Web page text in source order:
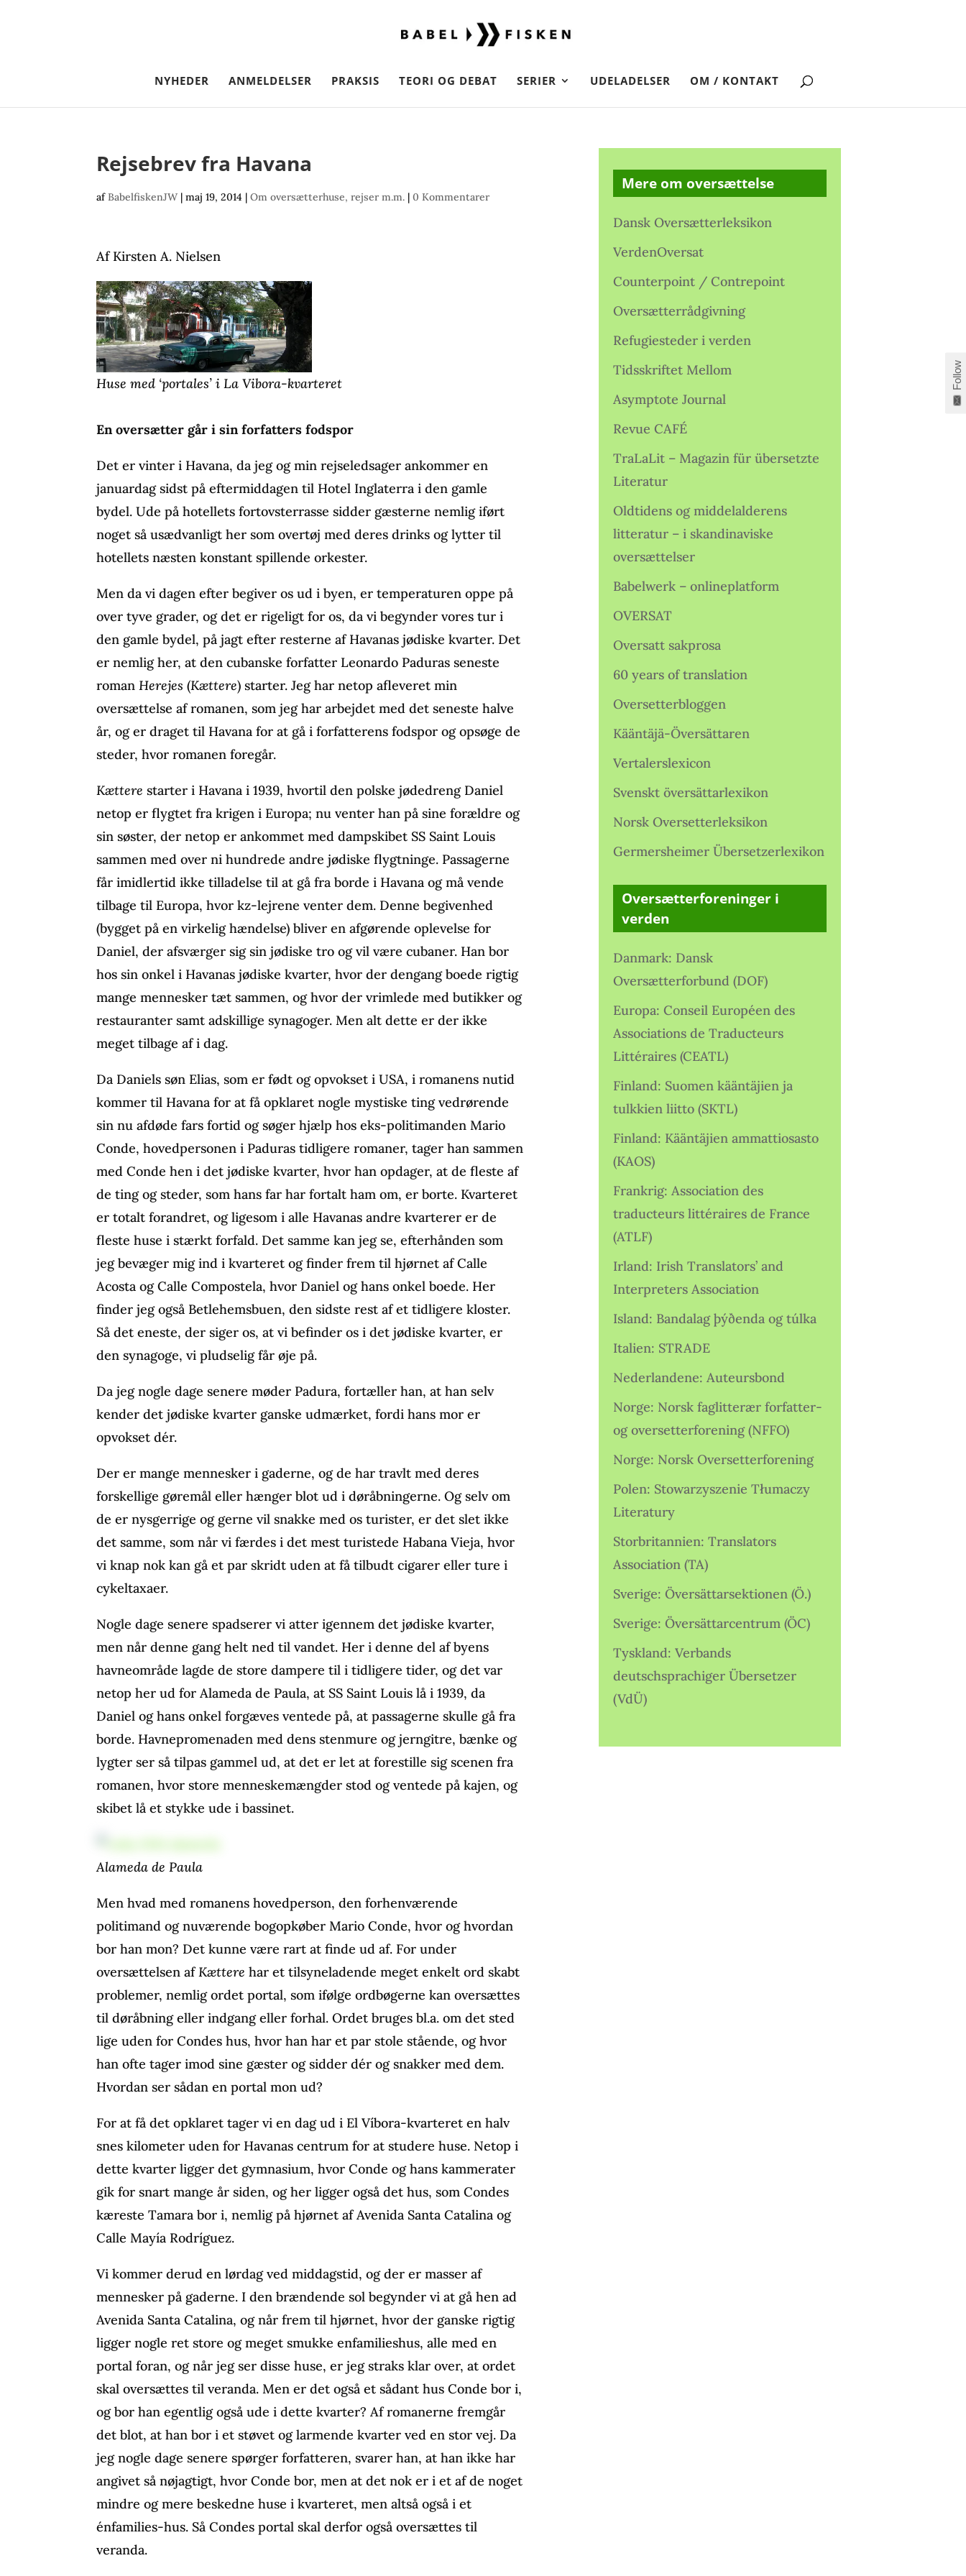
NYHEDER ANMELDELSER PRAKSIS TEORI OG DEBAT SERIER UDELADELSER OM / KONTAKT
Rejsebrev fra Havana
afBabelfiskenJW |maj 19, 2014 |Om oversætterhuse, rejser m.m. |0 Kommentarer
Af Kirsten A. Nielsen
Huse med ‘portales’ i La Vibora-kvarteret
En oversætter går i sin forfatters fodspor
Det er vinter i Havana, da jeg og min rejseledsager ankommer en
januardag sidst på eftermiddagen til Hotel Inglaterra i den gamle
bydel. Ude på hotellets fortovsterrasse sidder gæsterne nemlig iført
noget så usædvanligt her som overtøj med deres drinks og lytter til
hotellets næsten konstant spillende orkester.
Men da vi dagen efter begiver os ud i byen, er temperaturen oppe på
over tyve grader, og det er rigeligt for os, da vi begynder vores tur i
den gamle bydel, på jagt efter resterne af Havanas jødiske kvarter. Det
er nemlig her, at den cubanske forfatter Leonardo Paduras seneste
romanHerejes (Kættere) starter. Jeg har netop afleveret min
oversættelse af romanen, som jeg har arbejdet med det seneste halve
år, og er draget til Havana for at gå i forfatterens fodspor og opsøge de
steder, hvor romanen foregår.
Kættere starter i Havana i 1939, hvortil den polske jødedreng Daniel
netop er flygtet fra krigen i Europa; nu venter han på sine forældre og
sin søster, der netop er ankommet med dampskibet SS Saint Louis
sammen med over ni hundrede andre jødiske flygtninge. Passagerne
får imidlertid ikke tilladelse til at gå fra borde i Havana og må vende
tilbage til Europa, hvor kz-lejrene venter dem. Denne begivenhed
(bygget på en virkelig hændelse) bliver en afgørende oplevelse for
Daniel, der afsværger sig sin jødiske tro og vil være cubaner. Han bor
hos sin onkel i Havanas jødiske kvarter, hvor der dengang boede rigtig
mange mennesker tæt sammen, og hvor der vrimlede med butikker og
restauranter samt adskillige synagoger. Men alt dette er der ikke
meget tilbage af i dag.
Da Daniels søn Elias, som er født og opvokset i USA, i romanens nutid
kommer til Havana for at få opklaret nogle mystiske ting vedrørende
sin nu afdøde fars fortid og søger hjælp hos eks-politimanden Mario
Conde, hovedpersonen i Paduras tidligere romaner, tager han sammen
med Conde hen i det jødiske kvarter, hvor han opdager, at de fleste af
de ting og steder, som hans far har fortalt ham om, er borte. Kvarteret
er totalt forandret, og ligesom i alle Havanas andre kvarterer er de
fleste huse i stærkt forfald. Det samme kan jeg se, efterhånden som
jeg bevæger mig ind i kvarteret og finder frem til hjørnet af Calle
Acosta og Calle Compostela, hvor Daniel og hans onkel boede. Her
finder jeg også Betlehemsbuen, den sidste rest af et tidligere kloster.
Så det eneste, der siger os, at vi befinder os i det jødiske kvarter, er
den synagoge, vi pludselig får øje på.
Da jeg nogle dage senere møder Padura, fortæller han, at han selv
kender det jødiske kvarter ganske udmærket, fordi hans mor er
opvokset dér.
Der er mange mennesker i gaderne, og de har travlt med deres
forskellige gøremål eller hænger blot ud i døråbningerne. Og selv om
de er nysgerrige og gerne vil snakke med os turister, er det slet ikke
det samme, som når vi færdes i det mest turistede Habana Vieja, hvor
vi knap nok kan gå et par skridt uden at få tilbudt cigarer eller ture i
cykeltaxaer.
Nogle dage senere spadserer vi atter igennem det jødiske kvarter,
men når denne gang helt ned til vandet. Her i denne del af byens
havneområde lagde de store dampere til i tidligere tider, og det var
netop her ud for Alameda de Paula, at SS Saint Louis lå i 1939, da
Daniel og hans onkel forgæves ventede på, at passagerne skulle gå fra
borde. Havnepromenaden med dens stenmure og jerngitre, bænke og
lygter ser så tilpas gammel ud, at det er let at forestille sig scenen fra
romanen, hvor store menneskemængder stod og ventede på kajen, og
skibet lå et stykke ude i bassinet.
Alameda de Paula
Men hvad med romanens hovedperson, den forhenværende
politimand og nuværende bogopkøber Mario Conde, hvor og hvordan
bor han mon? Det kunne være rart at finde ud af. For under
oversættelsen afKættere har et tilsyneladende meget enkelt ord skabt
problemer, nemlig ordet portal, som ifølge ordbøgerne kan oversættes
til døråbning eller indgang eller forhal. Ordet bruges bl.a. om det sted
lige uden for Condes hus, hvor han har et par stole stående, og hvor
han ofte tager imod sine gæster og sidder dér og snakker med dem.
Hvordan ser sådan en portal mon ud?
For at få det opklaret tager vi en dag ud i El Víbora-kvarteret en halv
snes kilometer uden for Havanas centrum for at studere huse. Netop i
dette kvarter ligger det gymnasium, hvor Conde og hans kammerater
gik for snart mange år siden, og her ligger også det hus, som Condes
kæreste Tamara bor i, nemlig på hjørnet af Avenida Santa Catalina og
Calle Mayía Rodríguez.
Vi kommer derud en lørdag ved middagstid, og der er masser af
mennesker på gaderne. I den brændende sol begynder vi at gå hen ad
Avenida Santa Catalina, og når frem til hjørnet, hvor der ganske rigtig
ligger nogle ret store og meget smukke enfamilieshus, alle med en
portal foran, og når jeg ser disse huse, er jeg straks klar over, at ordet
skal oversættes til veranda. Men er det også et sådant hus Conde bor i,
og bor han egentlig også ude i dette kvarter? Af romanerne fremgår
det blot, at han bor i et støvet og larmende kvarter ved en stor vej. Da
jeg nogle dage senere spørger forfatteren, svarer han, at han ikke har
angivet så nøjagtigt, hvor Conde bor, men at det nok er i et af de noget
mindre og mere beskedne huse i kvarteret, men altså også i et
énfamilies-hus. Så Condes portal skal derfor også oversættes til
veranda.
Mere om oversættelse
Dansk Oversætterleksikon
VerdenOversat
Counterpoint / Contrepoint
Oversætterrådgivning
Refugiesteder i verden
Tidsskriftet Mellom
Asymptote Journal
Revue CAFÉ
TraLaLit – Magazin für übersetzte
Literatur
Oldtidens og middelalderens
litteratur – i skandinaviske
oversættelser
Babelwerk – onlineplatform
OVERSAT
Oversatt sakprosa
60 years of translation
Oversetterbloggen
Kääntäjä-Översättaren
Vertalerslexicon
Svenskt översättarlexikon
Norsk Oversetterleksikon
Germersheimer Übersetzerlexikon
Oversætterforeninger i
verden
Danmark: Dansk
Oversætterforbund (DOF)
Europa: Conseil Européen des
Associations de Traducteurs
Littéraires (CEATL)
Finland: Suomen kääntäjien ja
tulkkien liitto (SKTL)
Finland: Kääntäjien ammattiosasto
(KAOS)
Frankrig: Association des
traducteurs littéraires de France
(ATLF)
Irland: Irish Translators’ and
Interpreters Association
Island: Bandalag þýðenda og túlka
Italien: STRADE
Nederlandene: Auteursbond
Norge: Norsk faglitterær forfatter-
og oversetterforening (NFFO)
Norge: Norsk Oversetterforening
Polen: Stowarzyszenie Tłumaczy
Literatury
Storbritannien: Translators
Association (TA)
Sverige: Översättarsektionen (Ö.)
Sverige: Översättarcentrum (ÖC)
Tyskland: Verbands
deutschsprachiger Übersetzer
(VdÜ)
Follow